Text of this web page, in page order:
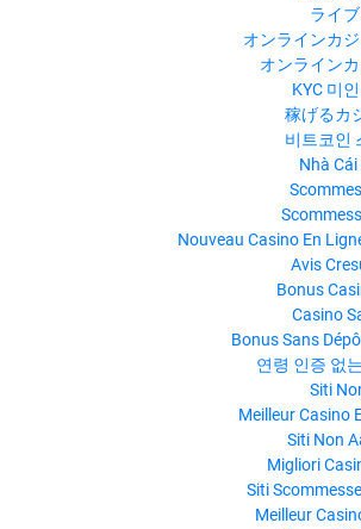
ライ
オンラインカ
オンライン
KYC 미
稼げるカ
비트코인
Nhà
Nouveau Casino En
Avis
Bonus
Casino
Bonus Sans
연령 인증 없
Siti
Meilleur Casino
Siti Non
Migliori
Siti
Meilleur